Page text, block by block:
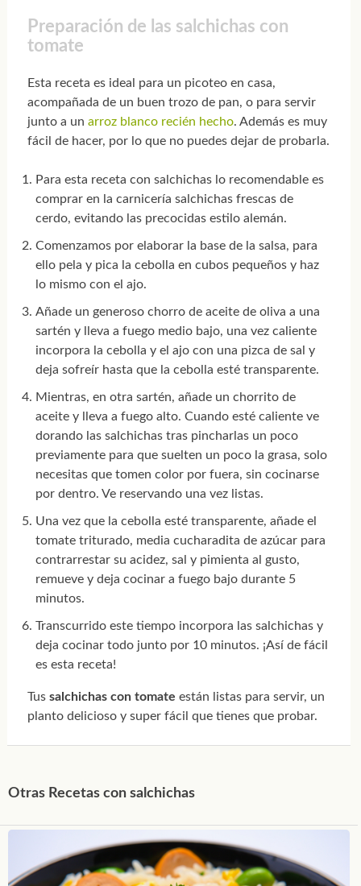
Preparación de las salchichas con
tomate
Esta receta es ideal para un picoteo en casa,
acompañada de un buen trozo de pan, o para servir
junto a un arroz blanco recién hecho. Además es muy
fácil de hacer, por lo que no puedes dejar de probarla.
Para esta receta con salchichas lo recomendable es
comprar en la carnicería salchichas frescas de
cerdo, evitando las precocidas estilo alemán.
Comenzamos por elaborar la base de la salsa, para
ello pela y pica la cebolla en cubos pequeños y haz
lo mismo con el ajo.
Añade un generoso chorro de aceite de oliva a una
sartén y lleva a fuego medio bajo, una vez caliente
incorpora la cebolla y el ajo con una pizca de sal y
deja sofreír hasta que la cebolla esté transparente.
Mientras, en otra sartén, añade un chorrito de
aceite y lleva a fuego alto. Cuando esté caliente ve
dorando las salchichas tras pincharlas un poco
previamente para que suelten un poco la grasa, solo
necesitas que tomen color por fuera, sin cocinarse
por dentro. Ve reservando una vez listas.
Una vez que la cebolla esté transparente, añade el
tomate triturado, media cucharadita de azúcar para
contrarrestar su acidez, sal y pimienta al gusto,
remueve y deja cocinar a fuego bajo durante 5
minutos.
Transcurrido este tiempo incorpora las salchichas y
deja cocinar todo junto por 10 minutos. ¡Así de fácil
es esta receta!
Tus salchichas con tomate están listas para servir, un
planto delicioso y super fácil que tienes que probar.
Otras Recetas con salchichas